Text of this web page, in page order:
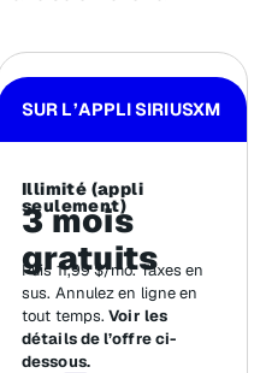
SUR L’APPLI SIRIUSXM
Illimité (appli
seulement)
3 mois
gratuits
Puis 11,99 $/mo. Taxes en
sus. Annulez en ligne en
tout temps.Voir les
détails de l’offre ci-
dessous.